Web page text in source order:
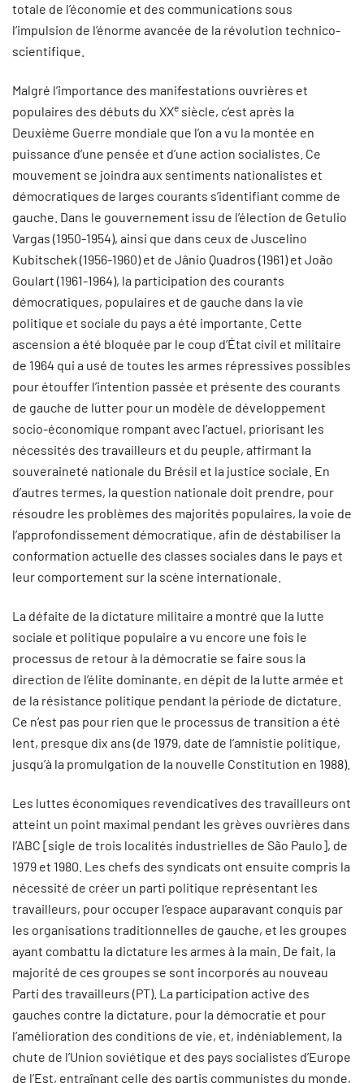
totale de l’économie et des communications sous
l’impulsion de l’énorme avancée de la révolution technico-
scientifique.
Malgré l’importance des manifestations ouvrières et
populaires des débuts du XXe siècle, c’est après la
Deuxième Guerre mondiale que l’on a vu la montée en
puissance d’une pensée et d’une action socialistes. Ce
mouvement se joindra aux sentiments nationalistes et
démocratiques de larges courants s’identifiant comme de
gauche. Dans le gouvernement issu de l’élection de Getulio
Vargas (1950-1954), ainsi que dans ceux de Juscelino
Kubitschek (1956-1960) et de Jânio Quadros (1961) et João
Goulart (1961-1964), la participation des courants
démocratiques, populaires et de gauche dans la vie
politique et sociale du pays a été importante. Cette
ascension a été bloquée par le coup d’État civil et militaire
de 1964 qui a usé de toutes les armes répressives possibles
pour étouffer l’intention passée et présente des courants
de gauche de lutter pour un modèle de développement
socio-économique rompant avec l’actuel, priorisant les
nécessités des travailleurs et du peuple, affirmant la
souveraineté nationale du Brésil et la justice sociale. En
d’autres termes, la question nationale doit prendre, pour
résoudre les problèmes des majorités populaires, la voie de
l’approfondissement démocratique, afin de déstabiliser la
conformation actuelle des classes sociales dans le pays et
leur comportement sur la scène internationale.
La défaite de la dictature militaire a montré que la lutte
sociale et politique populaire a vu encore une fois le
processus de retour à la démocratie se faire sous la
direction de l’élite dominante, en dépit de la lutte armée et
de la résistance politique pendant la période de dictature.
Ce n’est pas pour rien que le processus de transition a été
lent, presque dix ans (de 1979, date de l’amnistie politique,
jusqu’à la promulgation de la nouvelle Constitution en 1988).
Les luttes économiques revendicatives des travailleurs ont
atteint un point maximal pendant les grèves ouvrières dans
l’ABC [sigle de trois localités industrielles de São Paulo], de
1979 et 1980. Les chefs des syndicats ont ensuite compris la
nécessité de créer un parti politique représentant les
travailleurs, pour occuper l’espace auparavant conquis par
les organisations traditionnelles de gauche, et les groupes
ayant combattu la dictature les armes à la main. De fait, la
majorité de ces groupes se sont incorporés au nouveau
Parti des travailleurs (PT). La participation active des
gauches contre la dictature, pour la démocratie et pour
l’amélioration des conditions de vie, et, indéniablement, la
chute de l’Union soviétique et des pays socialistes d’Europe
de l’Est, entraînant celle des partis communistes du monde,